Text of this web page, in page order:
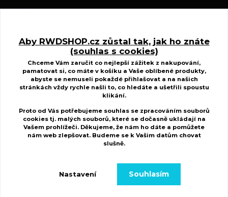
Kontakty
www.ctyrkolkycfmoto.cz
Radek Wojnar
+420 727 883 807
(Po-St-Pá, 10-17 hod. Út-Čt 8.00-15.00 hod.)
r.w.d@centrum.cz
Aby RWDSHOP.cz zůstal tak, jak ho znáte
(souhlas s cookies)
Chceme Vám zaručit co nejlepší zážitek z nakupování,
pamatovat si, co máte v košíku a Vaše oblíbené produkty,
abyste se nemuseli pokaždé přihlašovat a na našich
stránkách vždy rychle našli to, co hledáte a ušetřili spoustu
klikání.
Proto od Vás potřebujeme souhlas se zpracováním souborů
cookies tj. malých souborů, které se dočasně ukládají na
Vašem prohlížeči. Děkujeme, že nám ho dáte a pomůžete
nám web zlepšovat. Budeme se k Vašim datům chovat
slušně.
Nastavení Souhlasím